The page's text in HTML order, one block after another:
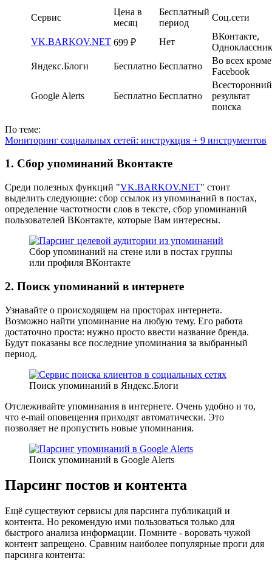
Сервис
Цена в
месяц
Бесплатный
период
Соц.сети
VK.BARKOV.NET 699 ₽ Нет
ВКонтакте,
Яндекс.Блоги
Бесплатно Бесплатно
Во всех кроме
Facebook
Google Alerts Бесплатно Бесплатно
Всесторонний
результат
поиска
По теме:
Мониторинг социальных сетей: инструкция + 9 инструментов
1. Сбор упоминаний Вконтакте
Среди полезных функций "VK.BARKOV.NET" стоит
выделить следующие: сбор ссылок из упоминаний в постах,
определение частотности слов в тексте, сбор упоминаний
пользователей ВКонтакте, которые Вам интересны.
Сбор упоминаний на стене или в постах группы
или профиля ВКонтакте
2. Поиск упоминаний в интернете
Узнавайте о происходящем на просторах интернета.
Возможно найти упоминание на любую тему. Его работа
достаточно проста: нужно просто ввести название бренда.
Будут показаны все последние упоминания за выбранный
период.
Поиск упоминаний в Яндекс.Блоги
Отслеживайте упоминания в интернете. Очень удобно и то,
что e-mail оповещения приходят автоматически. Это
позволяет не пропустить новые упоминания.
Поиск упоминаний в Google Alerts
Парcинг постов и контента
Ещё существуют сервисы для парсинга публикаций и
контента. Но рекомендую ими пользоваться только для
быстрого анализа информации. Помните - воровать чужой
контент запрещено. Сравним наиболее популярные проги для
парсинга контента: